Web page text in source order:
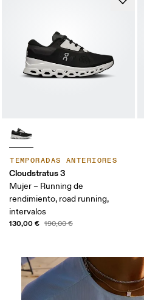
TEMPORADAS ANTERIORES
Cloudstratus 3
Mujer – Running de
rendimiento, road running,
intervalos
130,00 € 190,00 €